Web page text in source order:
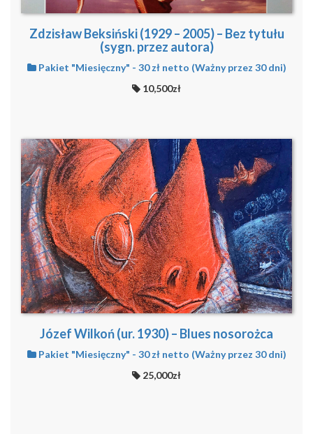
Zdzisław Beksiński (1929 – 2005) – Bez tytułu
(sygn. przez autora)
Pakiet "Miesięczny" - 30 zł netto (Ważny przez 30 dni)
10,500zł
Józef Wilkoń (ur. 1930) – Blues nosorożca
Pakiet "Miesięczny" - 30 zł netto (Ważny przez 30 dni)
25,000zł